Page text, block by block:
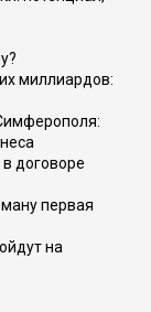
миллиардов:
договоре
первая
на